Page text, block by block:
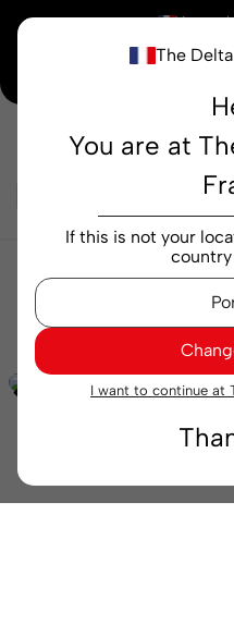
The
You are at
If this is not your
country
I want to continue at
× Vous
Notre nouvelle maison peaufine
Cafés Gélules